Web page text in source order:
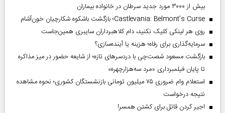
بیش از ۳۰۰۰ مورد جدید سرطان در خانواده بیماران
Castlevania: Belmont’s Curse؛ بازگشت باشکوه شکارچیان خون‌آشام
روی هر لینکی کلیک نکنید، دام کلاهبرداران سایبری همین‌جاست
سرمایه‌گذاری برای رفاه؛ هزینه یا آینده‌سازی؟
بازگشت مسعود شصت‌چی با دردسر‌های تازه؛ از شایعه حضور در میز مذاکره
تا پایان فیلمبرداری «مرد سه‌هزارچهره»
استعلام وام ضروری ۷۵ میلیون تومانی بازنشستگان کشوری؛ نحوه مشاهده
نتیجه درخواست
اجیر کردن قاتل برای کشتن همسر!